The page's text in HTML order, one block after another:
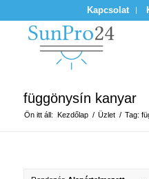
Kapcsolat
függönysín kanyar
Ön itt áll: Kezdőlap / Üzlet / Tag: